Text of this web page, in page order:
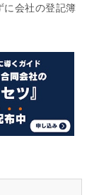
に会社の登記簿